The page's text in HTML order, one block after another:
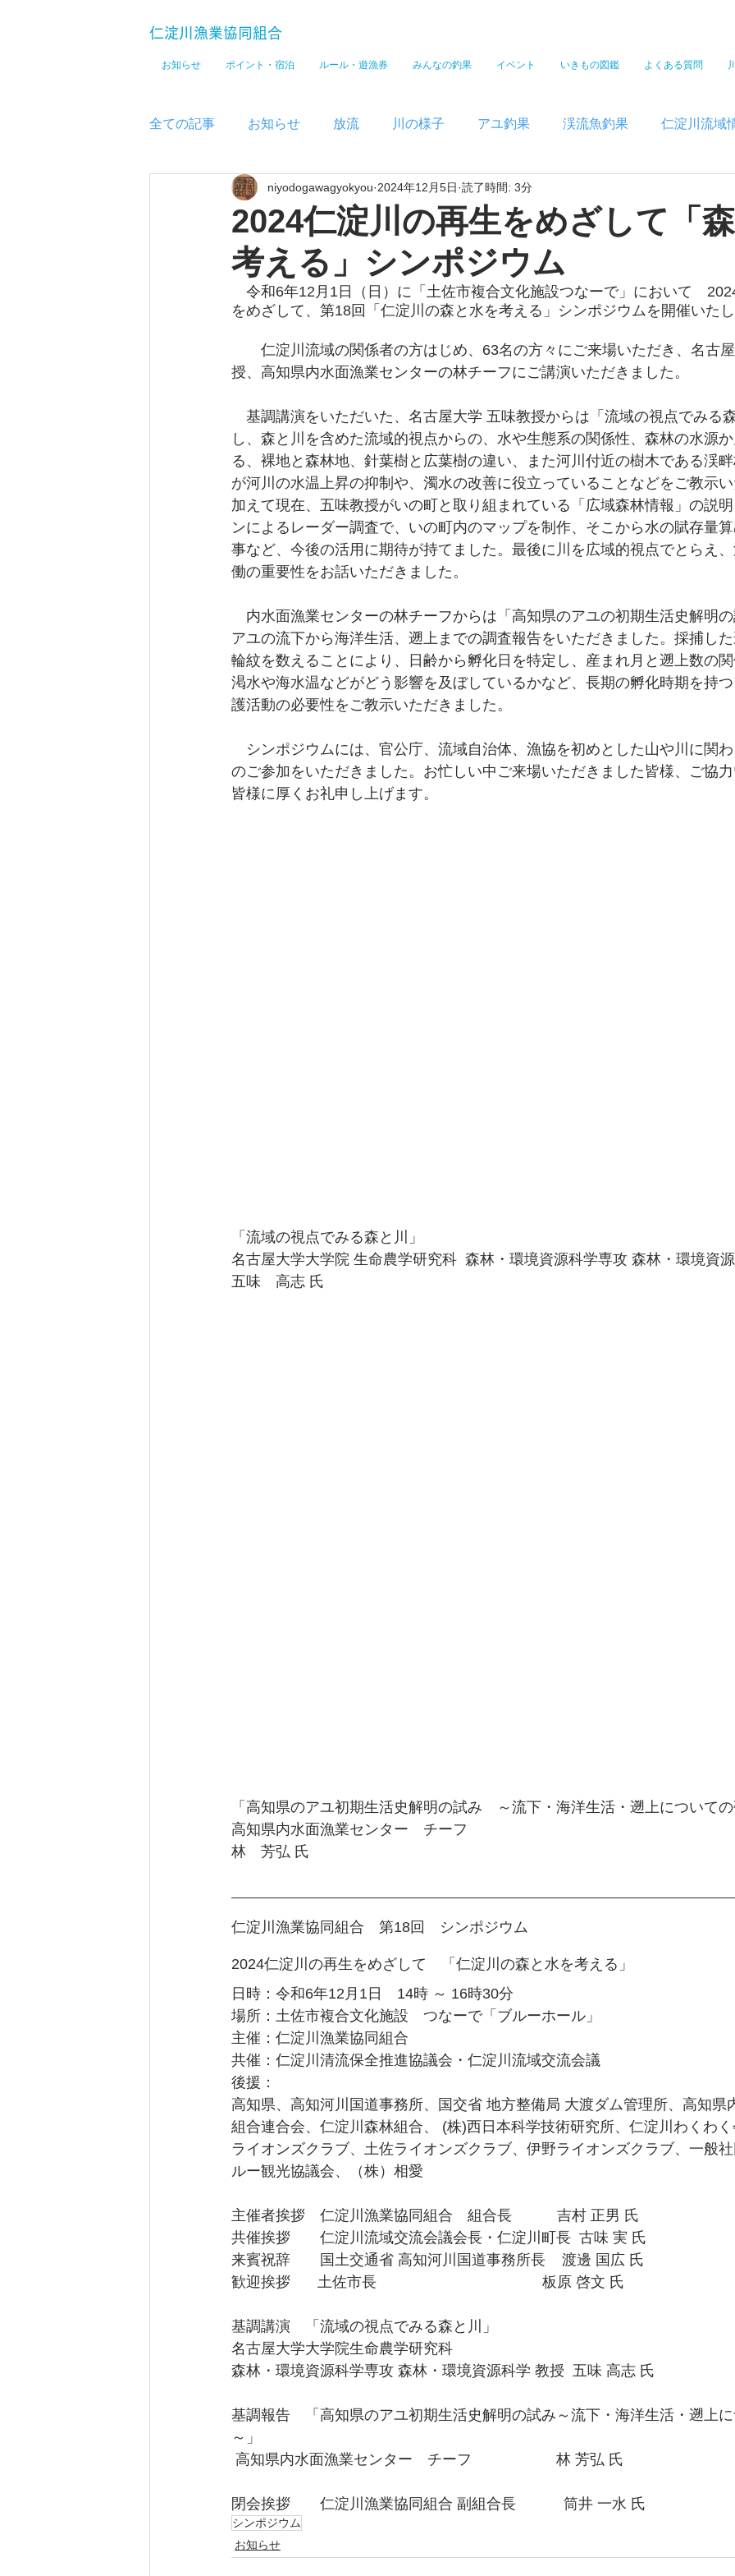
仁淀川漁業協同組合
お知らせ ポイント・宿泊 ルール・遊漁券 みんなの釣果 イベント いきもの図鑑 よくある質問
全ての記事 お知らせ 放流 川の様子 アユ釣果 渓流魚釣果 仁淀川流域
メディア
2024仁淀川の再生をめざして「
考える」シンポジウム
niyodogawagyokyou 2024年12月5日 読了時間: 3分
令和6年12月1日（日）に「土佐市複合文化施設つなーで」において　
をめざして、第18回「仁淀川の森と水を考える」シンポジウムを開催いた
仁淀川流域の関係者の方はじめ、63名の方々にご来場いただき、名古
授、高知県内水面漁業センターの林チーフにご講演いただきました。
基調講演をいただいた、名古屋大学 五味教授からは「流域の視点でみる
し、森と川を含めた流域的視点からの、水や生態系の関係性、森林の水源
る、裸地と森林地、針葉樹と広葉樹の違い、また河川付近の樹木である渓
が河川の水温上昇の抑制や、濁水の改善に役立っていることなどをご教示
加えて現在、五味教授がいの町と取り組まれている「広域森林情報」の説
ンによるレーダー調査で、いの町内のマップを制作、そこから水の賦存量
事など、今後の活用に期待が持てました。最後に川を広域的視点でとらえ
働の重要性をお話いただきました。
内水面漁業センターの林チーフからは「高知県のアユの初期生活史解明
アユの流下から海洋生活、遡上までの調査報告をいただきました。採捕し
輪紋を数えることにより、日齢から孵化日を特定し、産まれ月と遡上数の
渇水や海水温などがどう影響を及ぼしているかなど、長期の孵化時期を持
護活動の必要性をご教示いただきました。
シンポジウムには、官公庁、流域自治体、漁協を初めとした山や川に関
のご参加をいただきました。お忙しい中ご来場いただきました皆様、ご協
皆様に厚くお礼申し上げます。
「流域の視点でみる森と川」
名古屋大学大学院 生命農学研究科  森林・環境資源科学専攻 森林・環境資
五味　高志 氏
「高知県のアユ初期生活史解明の試み　～流下・海洋生活・遡上について
高知県内水面漁業センター　チーフ
林　芳弘 氏
仁淀川漁業協同組合　第18回　シンポジウム
2024仁淀川の再生をめざして
「仁淀川の森と水を考える」
日時：令和6年12月1日　14時 ～ 16時30分
場所：土佐市複合文化施設　つなーで「ブルーホール」
主催：仁淀川漁業協同組合
共催：仁淀川清流保全推進協議会・仁淀川流域交流会議
後援：
高知県、高知河川国道事務所、国交省 地方整備局 大渡ダム管理所、高知県
組合連合会、仁淀川森林組合、 (株)西日本科学技術研究所、仁淀川わくわ
ライオンズクラブ、土佐ライオンズクラブ、伊野ライオンズクラブ、一般
ルー観光協議会、（株）相愛
主催者挨拶　仁淀川漁業協同組合　組合長           吉村 正男 氏
共催挨拶　　仁淀川流域交流会議会長・仁淀川町長  古味 実 氏
来賓祝辞　　国土交通省 高知河川国道事務所長    渡邊 国広 氏
歓迎挨拶   　土佐市長                        　　　　  板原 啓文 氏
名古屋大学大学院生命農学研究科
森林・環境資源科学専攻 森林・環境資源科学 教授  五味 高志 氏
基調報告　「高知県のアユ初期生活史解明の試み～流下・海洋生活・遡上
高知県内水面漁業センター　チーフ　                 林 芳弘 氏
閉会挨拶　　仁淀川漁業協同組合 副組合長       　 筒井 一水 氏
シンポジウム
お知らせ